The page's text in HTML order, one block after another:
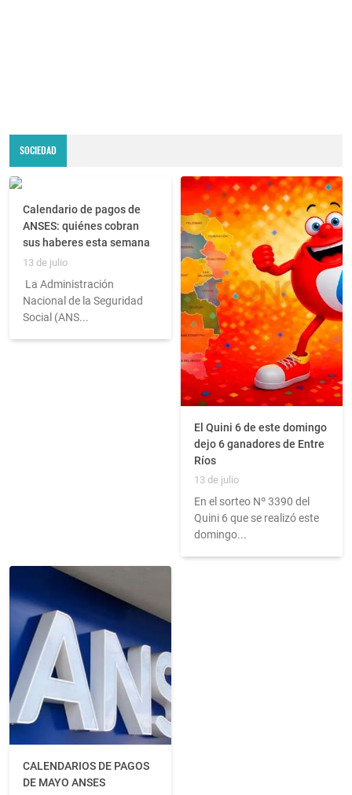
SOCIEDAD
Calendario de pagos de
ANSES: quiénes cobran
sus haberes esta semana
13 de julio
La Administración
Nacional de la Seguridad
Social (ANS...
El Quini 6 de este domingo
dejo 6 ganadores de Entre
Ríos
13 de julio
En el sorteo Nº 3390 del
Quini 6 que se realizó este
domingo...
CALENDARIOS DE PAGOS
DE MAYO ANSES